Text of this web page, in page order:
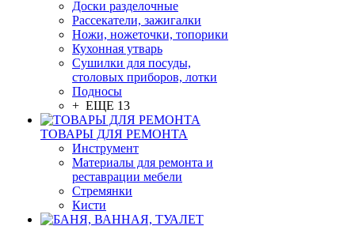
Доски разделочные
Рассекатели, зажигалки
Ножи, ножеточки, топорики
Кухонная утварь
Сушилки для посуды,
столовых приборов, лотки
Подносы
+ ЕЩЕ 13
ТОВАРЫ ДЛЯ РЕМОНТА
Инструмент
Материалы для ремонта и
реставрации мебели
Стремянки
Кисти